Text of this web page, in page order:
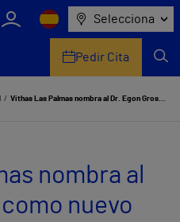
Selecciona
Pedir Cita
Vithas Las Palmas nombra al Dr. Egon Gross como nuevo jefe del servicio de cardiología
nombra al
nuevo